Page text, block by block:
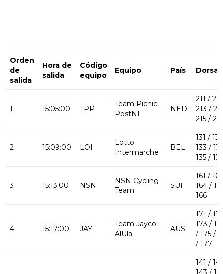
Orden
de
salida
Hora de
salida
Código
equipo
Equipo País
1 15:05:00 TPP
Team Picnic
PostNL
NED
211 /
213 /
215 /
2 15:09:00 LOI
Lotto
Intermarche
BEL
131 /
133 /
135 /
3 15:13:00 NSN
NSN Cycling
Team
SUI
161 /
164 /
166
4 15:17:00 JAY
Team Jayco
AlUla
AUS
171 /
173 /
/ 175 /
/ 177
141 /
143 /